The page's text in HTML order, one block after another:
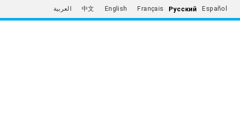
العربية 中文 English Français Русский Español